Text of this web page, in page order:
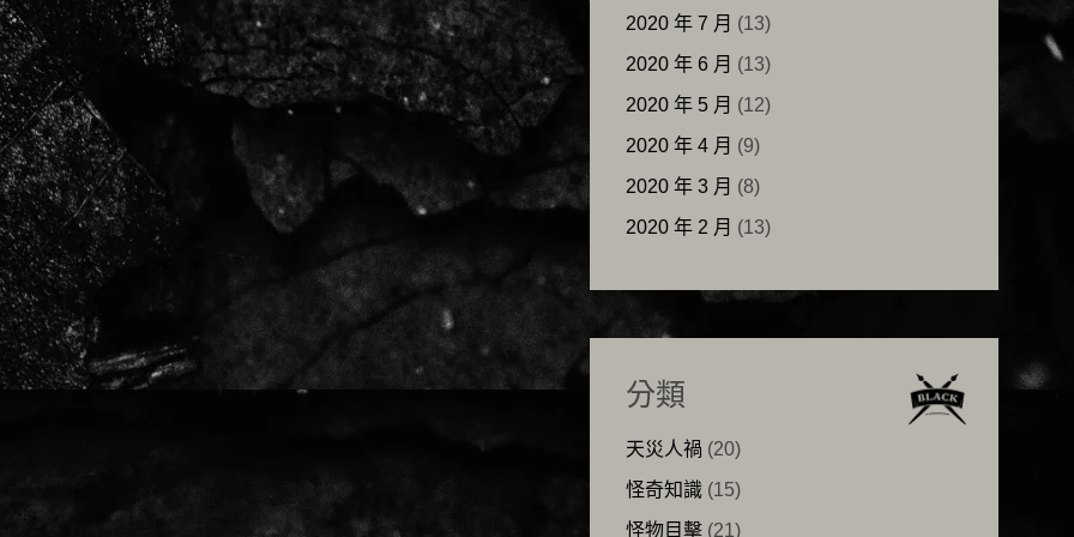
2020 年 7 月 (13)
2020 年 6 月 (13)
2020 年 5 月 (12)
2020 年 4 月 (9)
2020 年 3 月 (8)
2020 年 2 月 (13)
分類
天災人禍 (20)
怪奇知識(15)
怪物目擊(21)